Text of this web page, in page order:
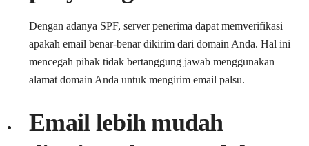
Dengan adanya SPF, server penerima dapat memverifikasi
apakah email benar-benar dikirim dari domain Anda. Hal ini
mencegah pihak tidak bertanggung jawab menggunakan
alamat domain Anda untuk mengirim email palsu.
Email lebih mudah